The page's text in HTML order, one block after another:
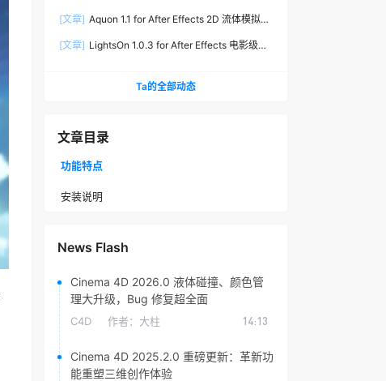
[文章] Aquon 1.1 for After Effects 2D 流体模拟插
[文章] LightsOn 1.0.3 for After Effects 电影级镜
Ta的全部动态
文章目录
功能特点
安装说明
News Flash
Cinema 4D 2026.0 液体碰撞、颜色管
理大升级，Bug 修复超全面
C4D 作者： 大柱 14:13
Cinema 4D 2025.2.0 重磅更新：革新功
能重塑三维创作体验